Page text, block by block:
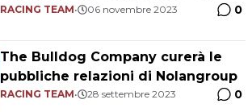
Stoner
RACING TEAM• 06 novembre 2023 0
The Bulldog Company curerà le
pubbliche relazioni di Nolangroup
RACING TEAM• 28 settembre 2023 0